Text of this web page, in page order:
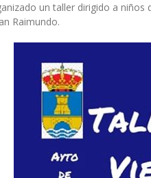
un taller dirigido a
Raimundo.